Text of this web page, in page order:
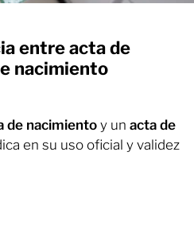
entre acta de
nacimiento
de nacimiento y un acta de
en su uso oficial y validez